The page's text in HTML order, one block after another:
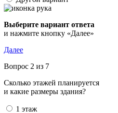
Выберите вариант ответа
и нажмите кнопку «Далее»
Далее
Вопрос 2 из 7
Сколько этажей планируется
и какие размеры здания?
1 этаж